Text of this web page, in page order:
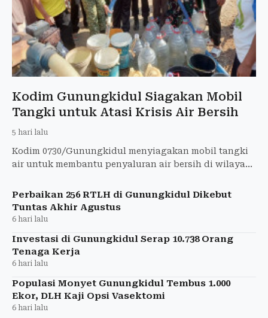
Kodim Gunungkidul Siagakan Mobil
Tangki untuk Atasi Krisis Air Bersih
5 hari lalu
Kodim 0730/Gunungkidul menyiagakan mobil tangki
air untuk membantu penyaluran air bersih di wilayah
tangki air
Perbaikan 256 RTLH di Gunungkidul Dikebut
Tuntas Akhir Agustus
6 hari lalu
Investasi di Gunungkidul Serap 10.738 Orang
Tenaga Kerja
6 hari lalu
Populasi Monyet Gunungkidul Tembus 1.000
Ekor, DLH Kaji Opsi Vasektomi
6 hari lalu